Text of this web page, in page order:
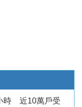
時 近10萬戶受